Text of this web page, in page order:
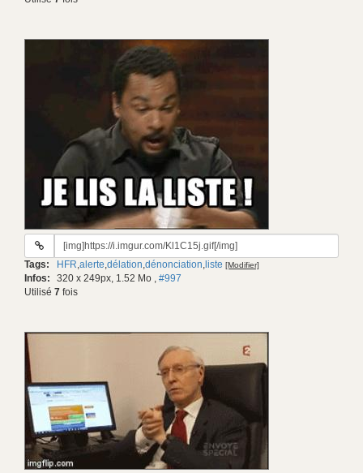
URL
gif:
Tags: HFR,alerte,délation,dénonciation, liste [Modifier]
Infos: 320 x 249px, 1.52 Mo , #997
Utilisé 7 fois